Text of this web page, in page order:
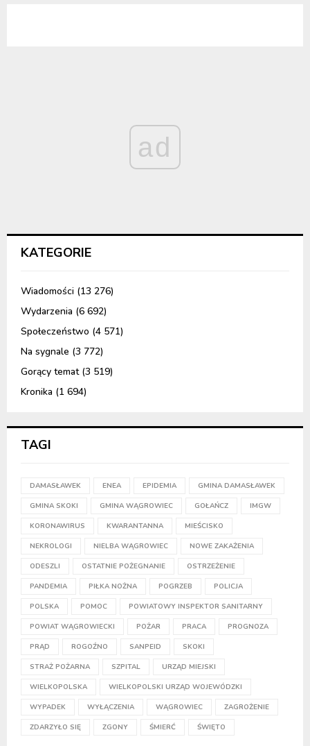
ad
KATEGORIE
Wiadomości (13 276)
Wydarzenia (6 692)
Społeczeństwo (4 571)
Na sygnale (3 772)
Gorący temat(3 519)
Kronika (1 694)
TAGI
DAMASŁAWEK ENEA EPIDEMIA GMINA DAMASŁAWEK
GMINA SKOKI GMINA WĄGROWIEC GOŁAŃCZ IMGW
KORONAWIRUS KWARANTANNA MIEŚCISKO
NEKROLOGI NIELBA WĄGROWIEC NOWE ZAKAŻENIA
ODESZLI OSTATNIE POŻEGNANIE OSTRZEŻENIE
PANDEMIA PIŁKA NOŻNA POGRZEB POLICJA
POLSKA POMOC POWIATOWY INSPEKTOR SANITARNY
POWIAT WĄGROWIECKI POŻAR PRACA PROGNOZA
PRĄD ROGOŹNO SANPEID SKOKI
STRAŻ POŻARNA SZPITAL URZĄD MIEJSKI
WIELKOPOLSKA WIELKOPOLSKI URZĄD WOJEWÓDZKI
WYPADEK WYŁĄCZENIA WĄGROWIEC ZAGROŻENIE
ZDARZYŁO SIĘ ZGONY ŚMIERĆ ŚWIĘTO